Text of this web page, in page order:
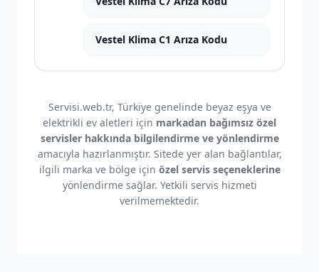
Vestel Klima C1 Arıza Kodu
Servisi.web.tr, Türkiye genelinde beyaz eşya ve
elektrikli ev aletleri için markadan bağımsız özel
servisler hakkında bilgilendirme ve yönlendirme
amacıyla hazırlanmıştır. Sitede yer alan bağlantılar,
ilgili marka ve bölge için özel servis seçeneklerine
yönlendirme sağlar. Yetkili servis hizmeti
verilmemektedir.